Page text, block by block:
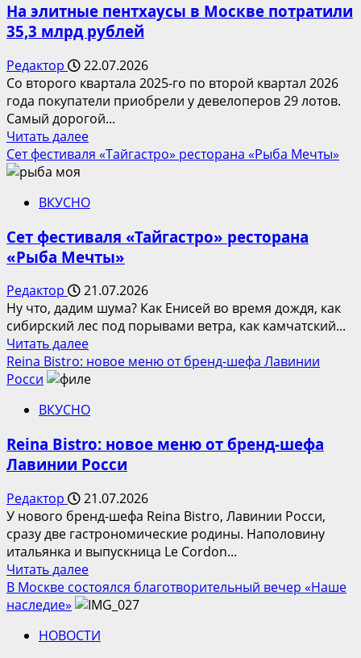
Мечты»
пройдет
фестиваль
«Икрица»
На элитные пентхаусы в Москве потратили
35,3 млрд рублей
Редактор
22.07.2026
Со второго квартала 2025-го по второй квартал 2026
года покупатели приобрели у девелоперов 29 лотов.
Самый дорогой...
Читать далееПрочитать
больше
элитные
в
Москве
35,3
млрд
рублей
Сет фестиваля «Тайгастро» ресторана «Рыба Мечты»
ВКУСНО
Сет фестиваля «Тайгастро» ресторана
«Рыба Мечты»
Редактор
21.07.2026
Ну что, дадим шума? Как Енисей во время дождя, как
сибирский лес под порывами ветра, как камчатский...
Читать далееПрочитать
больше
о
фестиваля
ресторана
«Рыба
Reina Bistro: новое меню от бренд-шефа Лавинии
Росси
ВКУСНО
Reina Bistro: новое меню от бренд-шефа
Лавинии Росси
Редактор
21.07.2026
У нового бренд-шефа Reina Bistro, Лавинии Росси,
сразу две гастрономические родины. Наполовину
итальянка и выпускница Le Cordon...
Читать далееПрочитать
больше
о
Bistro:
В Москве состоялся благотворительный вечер «Наше
наследие»
НОВОСТИ